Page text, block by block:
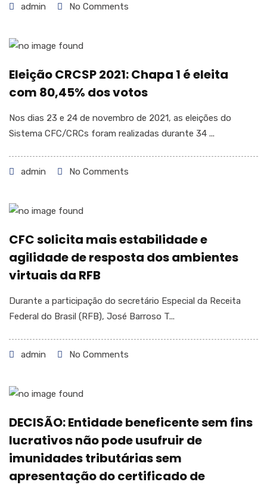
admin No Comments
Eleição CRCSP 2021: Chapa 1 é eleita
com 80,45% dos votos
Nos dias 23 e 24 de novembro de 2021, as eleições do
Sistema CFC/CRCs foram realizadas durante 34 ...
admin No Comments
CFC solicita mais estabilidade e
agilidade de resposta dos ambientes
virtuais da RFB
Durante a participação do secretário Especial da Receita
Federal do Brasil (RFB), José Barroso T...
admin No Comments
DECISÃO: Entidade beneficente sem fins
lucrativos não pode usufruir de
imunidades tributárias sem
apresentação do certificado de